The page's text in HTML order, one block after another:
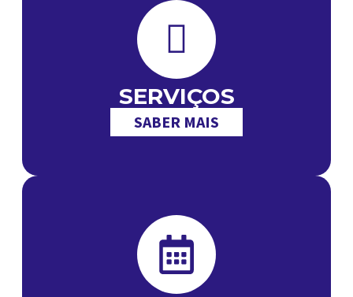
SERVIÇOS
SABER MAIS